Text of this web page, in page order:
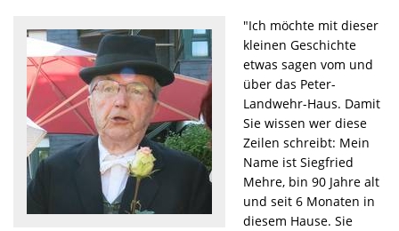
"Ich möchte mit dieser
kleinen Geschichte
etwas sagen vom und
über das Peter-
Landwehr-Haus. Damit
Sie wissen wer diese
Zeilen schreibt: Mein
Name ist Siegfried
Mehre, bin 90 Jahre alt
und seit 6 Monaten in
diesem Hause. Sie